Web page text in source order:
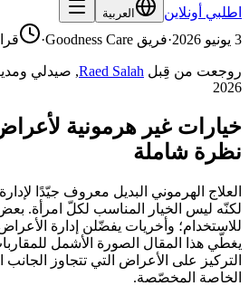
اطلبي أونلاين العربية
3 يونيو 2026 ·فريق Goodness Care ·
روجعت من قِبل Raed Salah
, صيدلي
2026
خيارات غير هرمونية
نظرة شاملة
العلاج الهرموني البديل معروف جيّدًا
لكنّه ليس الخيار المناسب لكلّ امرأة.
للاستخدام؛ وأخريات يفضّلن إدارة
يغطّي هذا المقال الصورة الأشمل
التركيز على الأعراض التي تتجاوز الجانب
الخاصة المخصّصة.